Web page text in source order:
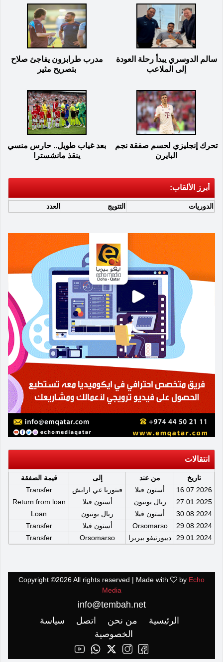
سالم الدوسري يبدأ رحلة العودة
إلى الملاعب
مدرب طرابزون يفاجئ صلاح
بتصريح مثير
تحرك إنجليزي لحسم صفقة نجم
البايرن
بعد غياب طويل.. حارس منسي
ينقذ مانشستر!
أبرز الألقاب:
الدوريات التتويج العدد
انتقالات
تاريخ من عند إلى
قيمة الصفقة
16.07.2026
أستون فيلا فيتوريا غي ارايش
Transfer
27.01.2025
ريال يونيون أستون فيلا
Return from loan
30.08.2024
أستون فيلا ريال يونيون
Loan
29.08.2024
Orsomarso أستون فيلا
Transfer
29.01.2024
ديبورتيفو بيريرا Orsomarso
Transfer
Copyright ©2026 All rights reserved | Made with by Echo
Media
info@tembah.net
الرئيسية
من نحن اتصل
سياسة
الخصوصية